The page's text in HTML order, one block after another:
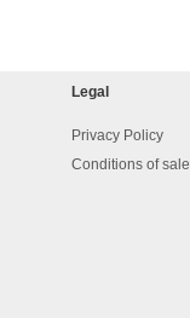
Legal
Privacy Policy
Conditions of